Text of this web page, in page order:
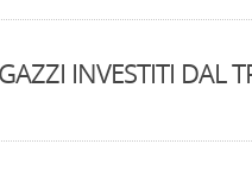
INVESTITI DAL